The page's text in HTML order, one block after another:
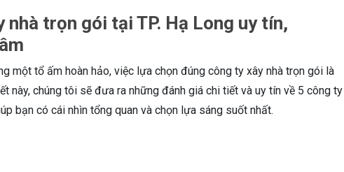
nhà trọn gói tại TP. Hạ Long uy tín,
một tổ ấm hoàn hảo, việc lựa chọn đúng công ty xây nhà trọn gói là
này, chúng tôi sẽ đưa ra những đánh giá chi tiết và uy tín về 5 công ty
bạn có cái nhìn tổng quan và chọn lựa sáng suốt nhất.